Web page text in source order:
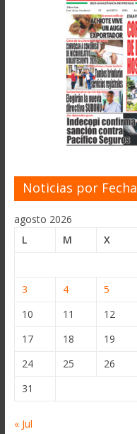
Noticias por Fecha
agosto 2026
L
M X
3
4 5
10
11 12
17
18 19
24
25 26
31
« Jul